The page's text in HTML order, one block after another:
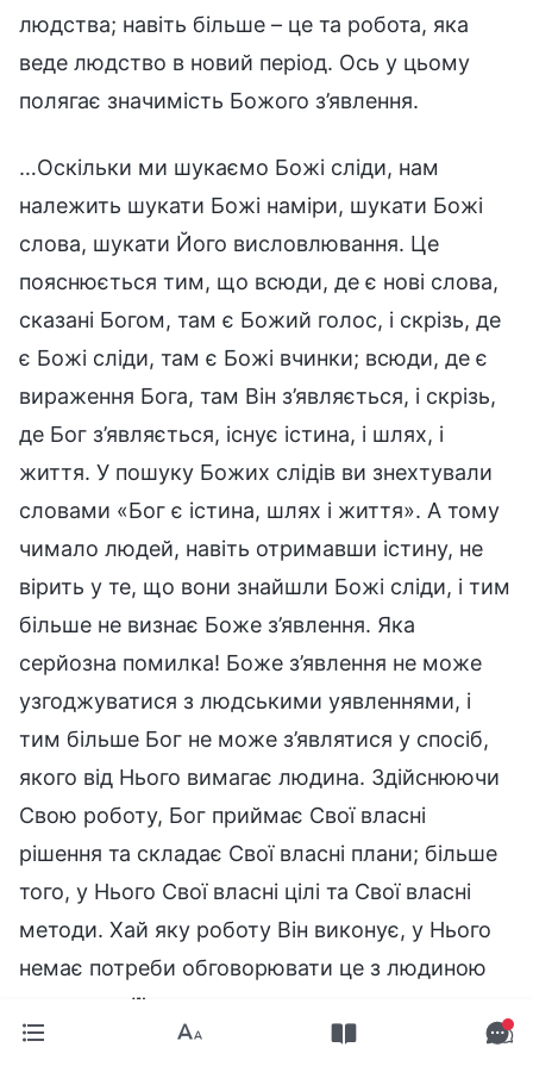
людства; навіть більше – це та робота, яка
веде людство в новий період. Ось у цьому
полягає значимість Божого з’явлення.
…Оскільки ми шукаємо Божі сліди, нам
належить шукати Божі наміри, шукати Божі
слова, шукати Його висловлювання. Це
пояснюється тим, що всюди, де є нові слова,
сказані Богом, там є Божий голос, і скрізь, де
є Божі сліди, там є Божі вчинки; всюди, де є
вираження Бога, там Він з’являється, і скрізь,
де Бог з’являється, існує істина, і шлях, і
життя. У пошуку Божих слідів ви знехтували
словами «Бог є істина, шлях і життя». А тому
чимало людей, навіть отримавши істину, не
вірить у те, що вони знайшли Божі сліди, і тим
більше не визнає Боже з’явлення. Яка
серйозна помилка! Боже з’явлення не може
узгоджуватися з людськими уявленнями, і
тим більше Бог не може з’являтися у спосіб,
якого від Нього вимагає людина. Здійснюючи
Свою роботу, Бог приймає Свої власні
рішення та складає Свої власні плани; більше
того, у Нього Свої власні цілі та Свої власні
методи. Хай яку роботу Він виконує, у Нього
немає потреби обговорювати це з людиною
чи шукати її поради, не кажучи вже про те,
щоб повідомляти кожну людину про Свою